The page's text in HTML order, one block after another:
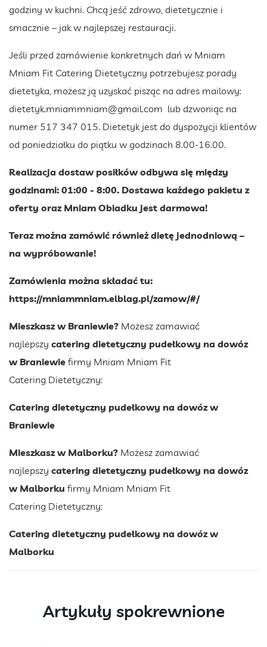
godziny w kuchni. Chcą jeść zdrowo, dietetycznie i
smacznie – jak w najlepszej restauracji.
Jeśli przed zamówienie konkretnych dań w Mniam
Mniam Fit Catering Dietetyczny potrzebujesz porady
dietetyka, możesz ją uzyskać pisząc na adres mailowy:
dietetyk.mniammniam@gmail.com lub dzwoniąc na
numer 517 347 015. Dietetyk jest do dyspozycji klientów
od poniedziałku do piątku w godzinach 8.00-16.00.
Realizacja dostaw posiłków odbywa się między
godzinami: 01:00 - 8:00. Dostawa każdego pakietu z
oferty oraz Mniam Obiadku jest darmowa!
Teraz można zamówić również dietę jednodniową –
na wypróbowanie!
Zamówienia można składać tu:
https://mniammniam.elblag.pl/zamow/#/
Mieszkasz w Braniewie? Możesz zamawiać
najlepszy catering dietetyczny pudełkowy na dowóz
w Braniewie firmy Mniam Mniam Fit
Catering Dietetyczny:
Catering dietetyczny pudełkowy na dowóz w
Braniewie
Mieszkasz w Malborku? Możesz zamawiać
najlepszy catering dietetyczny pudełkowy na dowóz
w Malborku firmy Mniam Mniam Fit
Catering Dietetyczny:
Catering dietetyczny pudełkowy na dowóz w
Malborku
Artykuły spokrewnione